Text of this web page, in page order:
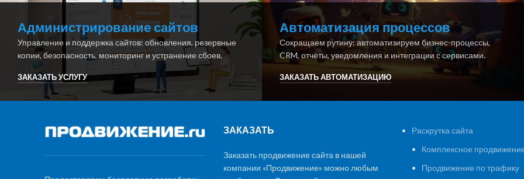
Администрирование сайтов
Управление и поддержка сайтов: обновления, резервные
копии, безопасность, мониторинг и устранение сбоев.
ЗАКАЗАТЬ УСЛУГУ
Автоматизация процессов
Сокращаем рутину: автоматизируем бизнес-процессы,
CRM, отчёты, уведомления и интеграции с сервисами.
ЗАКАЗАТЬ АВТОМАТИЗАЦИЮ
ЗАКАЗАТЬ
Заказать продвижение сайта в нашей
компании «Продвижение» можно любым
Раскрутка сайта
Комплексное
Продвижение по трафику